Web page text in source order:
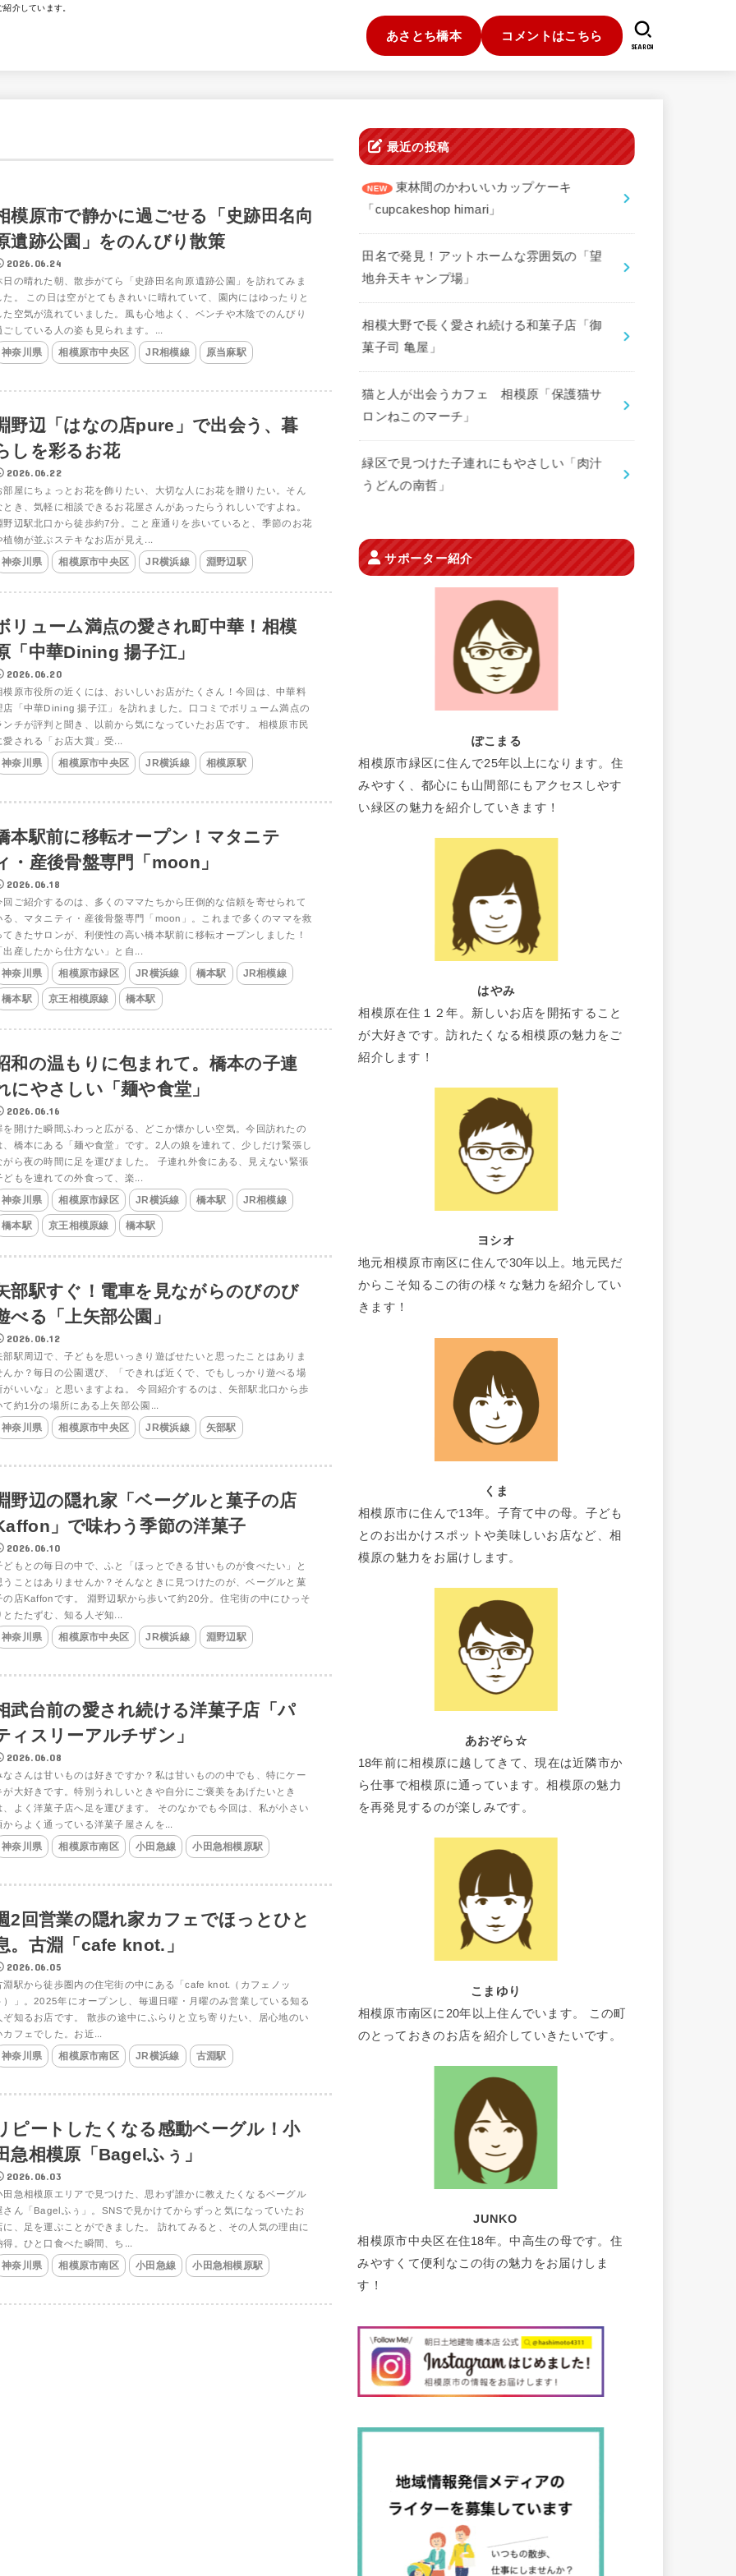
介しています。
あさとち橋本 コメントはこちら
SEARCH
模原市で静かに過ごせる「史跡田名向
遺跡公園」をのんびり散策
2026.06.24
日の晴れた朝、散歩がてら「史跡田名向原遺跡公園」を訪れてみま
た。 この日は空がとてもきれいに晴れていて、園内にはゆったりと
た空気が流れていました。風も心地よく、ベンチや木陰でのんびり
ごしている人の姿も見られます。...
神奈川県 相模原市中央区 JR相模線 原当麻駅
野辺「はなの店pure」で出会う、暮
しを彩るお花
2026.06.22
部屋にちょっとお花を飾りたい、大切な人にお花を贈りたい。そん
とき、気軽に相談できるお花屋さんがあったらうれしいですよね。
野辺駅北口から徒歩約7分。こと座通りを歩いていると、季節のお花
植物が並ぶステキなお店が見え...
神奈川県 相模原市中央区 JR横浜線 淵野辺駅
リューム満点の愛され町中華！相模
「中華Dining 揚子江」
2026.06.20
模原市役所の近くには、おいしいお店がたくさん！今回は、中華料
店「中華Dining 揚子江」を訪れました。口コミでボリューム満点の
ンチが評判と聞き、以前から気になっていたお店です。 相模原市民
愛される「お店大賞」受...
神奈川県 相模原市中央区 JR横浜線 相模原駅
本駅前に移転オープン！マタニテ
・産後骨盤専門「moon」
2026.06.18
回ご紹介するのは、多くのママたちから圧倒的な信頼を寄せられて
る、マタニティ・産後骨盤専門「moon」。これまで多くのママを救
てきたサロンが、利便性の高い橋本駅前に移転オープンしました！
出産したから仕方ない」と自...
神奈川県 相模原市緑区 JR横浜線 橋本駅 JR相模線
橋本駅 京王相模原線 橋本駅
和の温もりに包まれて。橋本の子連
にやさしい「麺や食堂」
2026.06.16
を開けた瞬間ふわっと広がる、どこか懐かしい空気。今回訪れたの
、橋本にある「麺や食堂」です。2人の娘を連れて、少しだけ緊張し
がら夜の時間に足を運びました。 子連れ外食にある、見えない緊張
どもを連れての外食って、楽...
神奈川県 相模原市緑区 JR横浜線 橋本駅 JR相模線
橋本駅 京王相模原線 橋本駅
部駅すぐ！電車を見ながらのびのび
べる「上矢部公園」
2026.06.12
部駅周辺で、子どもを思いっきり遊ばせたいと思ったことはありま
んか？毎日の公園選び、「できれば近くで、でもしっかり遊べる場
がいいな」と思いますよね。 今回紹介するのは、矢部駅北口から歩
て約1分の場所にある上矢部公園...
神奈川県 相模原市中央区 JR横浜線 矢部駅
野辺の隠れ家「ベーグルと菓子の店
」で味わう季節の洋菓子
2026.06.10
どもとの毎日の中で、ふと「ほっとできる甘いものが食べたい」と
うことはありませんか？そんなときに見つけたのが、ベーグルと菓
の店Kaffonです。 淵野辺駅から歩いて約20分。住宅街の中にひっそ
とたたずむ、知る人ぞ知...
神奈川県 相模原市中央区 JR横浜線 淵野辺駅
武台前の愛され続ける洋菓子店「パ
ィスリーアルチザン」
2026.06.08
なさんは甘いものは好きですか？私は甘いものの中でも、特にケー
が大好きです。特別うれしいときや自分にご褒美をあげたいとき
、よく洋菓子店へ足を運びます。 そのなかでも今回は、私が小さい
からよく通っている洋菓子屋さんを...
神奈川県 相模原市南区 小田急線 小田急相模原駅
2回営業の隠れ家カフェでほっとひと
。古淵「cafe knot.」
2026.06.05
淵駅から徒歩圏内の住宅街の中にある「cafe knot.（カフェノッ
）」。2025年にオープンし、毎週日曜・月曜のみ営業している知る
ぞ知るお店です。 散歩の途中にふらりと立ち寄りたい、居心地のい
カフェでした。お近...
神奈川県 相模原市南区 JR横浜線 古淵駅
ピートしたくなる感動ベーグル！小
急相模原「Bagelふぅ」
2026.06.03
田急相模原エリアで見つけた、思わず誰かに教えたくなるベーグル
さん「Bagelふぅ」。SNSで見かけてからずっと気になっていたお
に、足を運ぶことができました。 訪れてみると、その人気の理由に
得。ひと口食べた瞬間、ち...
神奈川県 相模原市南区 小田急線 小田急相模原駅
最近の投稿
東林間のかわいいカップケーキ
「cupcakeshop himari」
田名で発見！アットホームな雰囲気の「望
地弁天キャンプ場」
相模大野で長く愛され続ける和菓子店「御
菓子司 亀屋」
猫と人が出会うカフェ 相模原「保護猫サ
ロンねこのマーチ」
緑区で見つけた子連れにもやさしい「肉汁
うどんの南哲」
サポーター紹介
ぽこまる
相模原市緑区に住んで25年以上になります。住
みやすく、都心にも山間部にもアクセスしやす
い緑区の魅力を紹介していきます！
はやみ
相模原在住１２年。新しいお店を開拓すること
が大好きです。訪れたくなる相模原の魅力をご
紹介します！
ヨシオ
地元相模原市南区に住んで30年以上。地元民だ
からこそ知るこの街の様々な魅力を紹介してい
きます！
くま
相模原市に住んで13年。子育て中の母。子ども
とのお出かけスポットや美味しいお店など、相
模原の魅力をお届けします。
あおぞら☆
18年前に相模原に越してきて、現在は近隣市か
ら仕事で相模原に通っています。相模原の魅力
を再発見するのが楽しみです。
こまゆり
相模原市南区に20年以上住んでいます。 この町
のとっておきのお店を紹介していきたいです。
JUNKO
相模原市中央区在住18年。中高生の母です。住
みやすくて便利なこの街の魅力をお届けしま
す！